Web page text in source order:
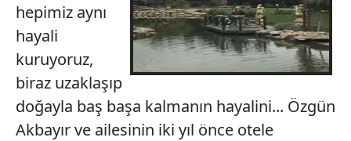
hepimiz aynı
hayali
kuruyoruz,
biraz uzaklaşıp
doğayla baş başa kalmanın hayalini... Özgün
Akbayır ve ailesinin iki yıl önce otele